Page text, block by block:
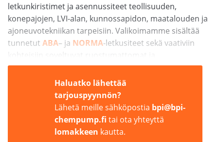
letkunkiristimet ja asennussiteet teollisuuden,
konepajojen, LVI-alan, kunnossapidon, maatalouden ja
ajoneuvotekniikan tarpeisiin. Valikoimamme sisältää
tunnetut ABA– ja NORMA-letkusiteet sekä vaativiin
haponkestävät kiristimet.
Autamme valitsemaan oikean kiristimen
käyttökohteen, letkun halkaisijan, paineen, lämpötilan,
materiaalivaatimusten ja ympäristöolosuhteiden
perusteella. Kun tarvitset kestävän, tiiviin ja turvallisen
liitoksen, ota yhteyttä – asiantuntijamme auttavat
Haluatko lähettää
tarjouspyynnön?
Lähetä meille sähköpostia bpi@bpi-
chempump.fi tai ota yhteyttä
lomakkeen kautta.